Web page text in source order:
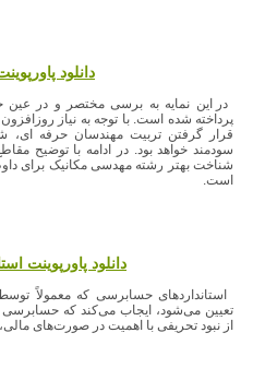
در این نمایه به برسی مختصر و در
پرداخته شده است. با توجه به نیاز
قرار گرفتن تربیت مهندسان حرفه ای،
سودمند خواهد بود. در ادامه با توضیح
شناخت بهتر رشته مهدسی مکانیک برای
است.
دانلود پاورپوینت
استانداردهای حسابرسی که معمولاً
تعیین می‌شود، ایجاب می‌کند که حسابرسی
از نبود تحریفی با اهمیت در صورت‌های